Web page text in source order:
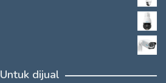
Untuk dijual